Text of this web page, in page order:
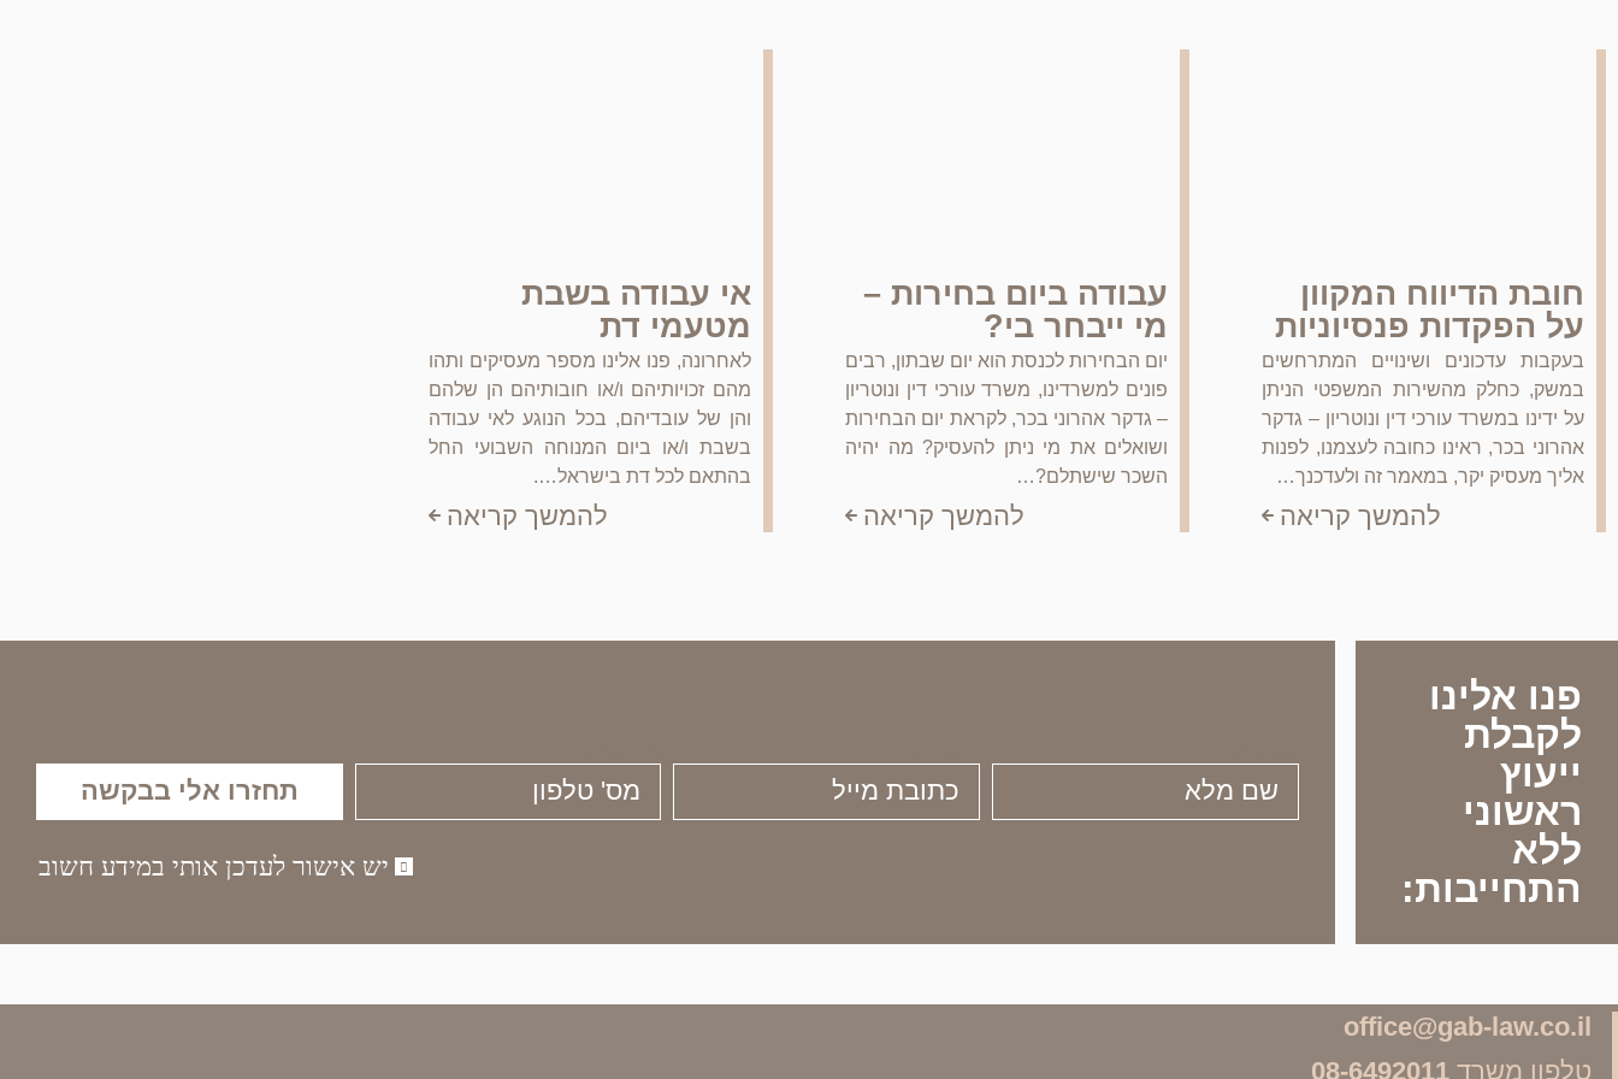
חובת הדיווח המקוון
על הפקדות פנסיוניות
בעקבות עדכונים ושינויים המתרחשים
במשק, כחלק מהשירות המשפטי הניתן
על ידינו במשרד עורכי דין ונוטריון – גדקר
אהרוני בכר, ראינו כחובה לעצמנו, לפנות
אליך מעסיק יקר, במאמר זה ולעדכנך…
להמשך קריאה
עבודה ביום בחירות –
מי ייבחר בי?
יום הבחירות לכנסת הוא יום שבתון, רבים
פונים למשרדינו, משרד עורכי דין ונוטריון
– גדקר אהרוני בכר, לקראת יום הבחירות
ושואלים את מי ניתן להעסיק? מה יהיה
השכר שישתלם?…
להמשך קריאה
אי עבודה בשבת
מטעמי דת
לאחרונה, פנו אלינו מספר מעסיקים ותהו
מהם זכויותיהם ו/או חובותיהם הן שלהם
והן של עובדיהם, בכל הנוגע לאי עבודה
בשבת ו/או ביום המנוחה השבועי החל
בהתאם לכל דת בישראל….
להמשך קריאה
פנו אלינו
לקבלת
ייעוץ
ראשוני
ללא
התחייבות:
יש אישור לעדכן אותי במידע חשוב
תחזרו אלי בבקשה
office@gab-law.co.il
טלפון משרד 08-6492011